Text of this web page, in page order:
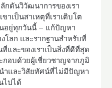
กดันวิวัฒนาการของเรา
าเป็นสาเหตุที่เราเติบโต
นอยู่ทุกวันนี้ – แก้ปัญหา
ลก และรากฐานสำหรับที่
และของเราเป็นสิ่งที่ดีที่สุด
กอบด้วยผู้เชี่ยวชาญจากภูมิ
ำและวิสัยทัศน์ที่ไม่มีปัญหา
ไปได้